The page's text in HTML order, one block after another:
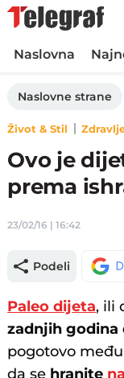
Naslovna
Naslovne strane
Život & Stil
Ovo je
prema
23/02/16 | 16:42
Podeli
Paleo dijeta, ili
zadnjih godina
pogotovo
da se hranite